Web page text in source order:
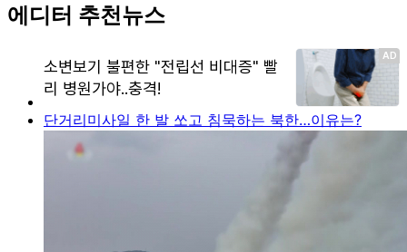
에디터 추천뉴스
단거리미사일 한 발 쏘고 침묵하는 북한…이유는?